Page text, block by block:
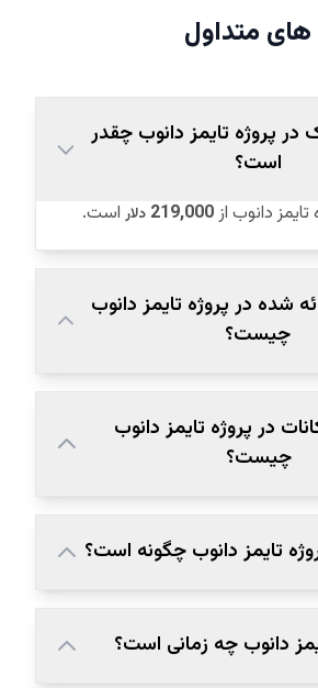
متداول
پروژه تایمز دانوب چقدر
است؟
دانوب از219,000 دلار است.
شده در پروژه تایمز دانوب
چیست؟
در پروژه تایمز دانوب
چیست؟
تایمز دانوب چگونه است؟
دانوب چه زمانی است؟